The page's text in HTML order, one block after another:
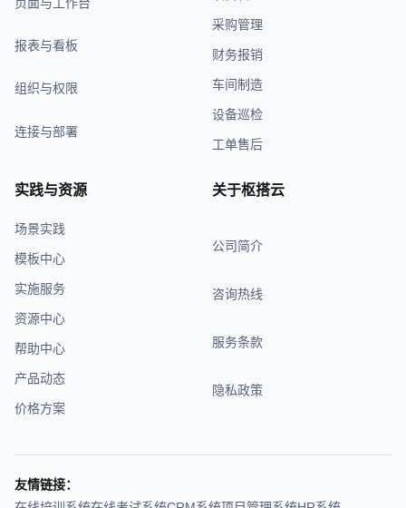
报表与看板
组织与权限
连接与部署
采购管理
财务报销
车间制造
设备巡检
工单售后
实践与资源
场景实践
模板中心
实施服务
资源中心
帮助中心
产品动态
价格方案
关于枢搭云
公司简介
咨询热线
服务条款
隐私政策
友情链接：